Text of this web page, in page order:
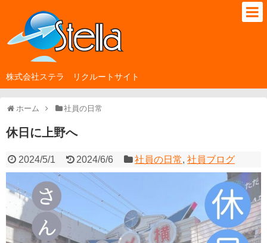
株式会社ステラ リクルートサイト
ホーム 社員の日常
休日に上野へ
2024/5/1 2024/6/6 社員の日常,社員ブログ